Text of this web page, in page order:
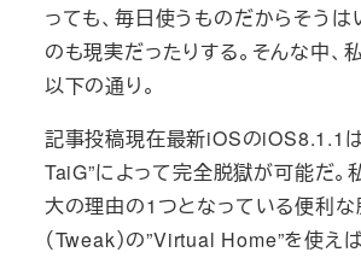
っても、毎日使うものだからそうは
のも現実だったりする。そんな中、
以下の通り。
記事投稿現在最新iOSのiOS8.1.1
TaiG”によって完全脱獄が可能だ。
大の理由の1つとなっている便利な
（Tweak）の”Virtual Home”を使え